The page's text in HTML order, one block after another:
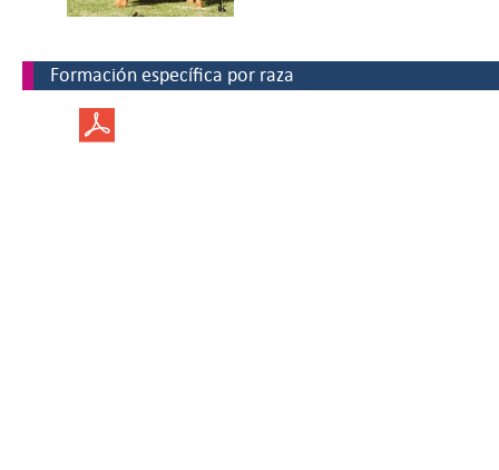
Formación específica por raza